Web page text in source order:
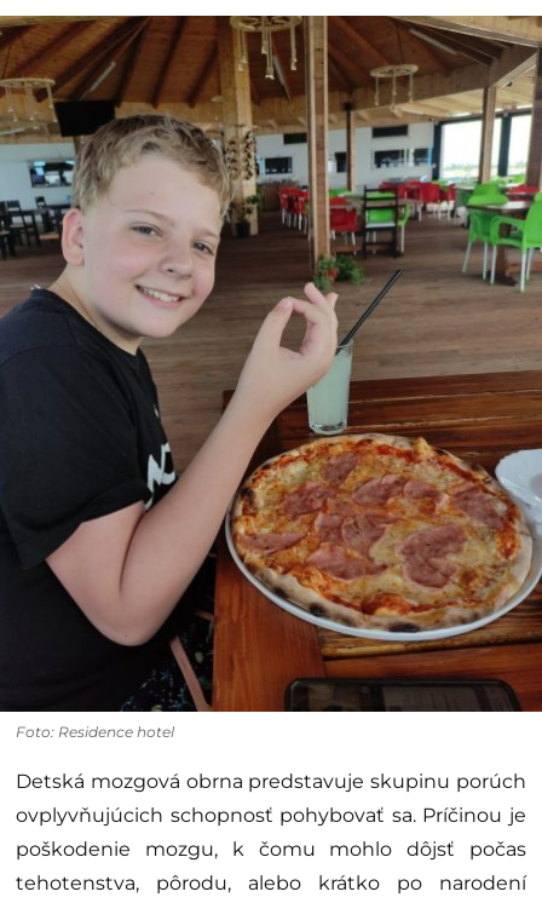
Foto: Residence hotel
Detská mozgová obrna predstavuje skupinu porúch
ovplyvňujúcich schopnosť pohybovať sa. Príčinou je
poškodenie mozgu, k čomu mohlo dôjsť počas
tehotenstva, pôrodu, alebo krátko po narodení